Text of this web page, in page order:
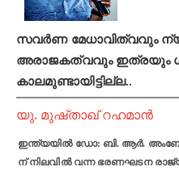
സവര്‍ണ മേധാവിത്വവും
അരാജകത്വവും ഇത്രയും
കാലമുണ്ടായിട്ടില്ല..
യു. മുഷ്താഖ് റഹമാന്‍
ഇന്ത്യയില്‍ ഡോ: ബി. ആര്‍.
ന് നിലവില്‍ വന്ന ഭരണഘടന